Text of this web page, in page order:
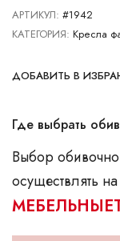
АРТИКУЛ: #1942
КАТЕГОРИЯ: Кресла
ДОБАВИТЬ В
Где выбрать
Выбор
осуществлять